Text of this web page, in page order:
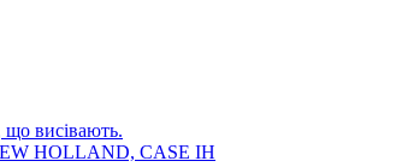
що висівають.
HOLLAND, CASE IH